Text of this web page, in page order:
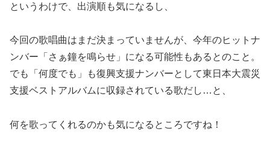
というわけで、出演順も気になるし、
今回の歌唱曲はまだ決まっていませんが、今年のヒットナ
ンバー「さぁ鐘を鳴らせ」になる可能性もあるとのこと。
でも「何度でも」も復興支援ナンバーとして東日本大震災
支援ベストアルバムに収録されている歌だし…と、
何を歌ってくれるのかも気になるところですね！